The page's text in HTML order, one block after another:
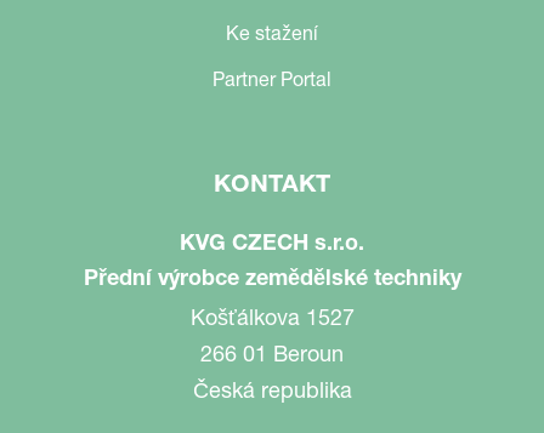
Ke stažení
Partner Portal
KONTAKT
KVG CZECH s.r.o.
Přední výrobce zemědělské techniky
Košťálkova 1527
266 01 Beroun
Česká republika